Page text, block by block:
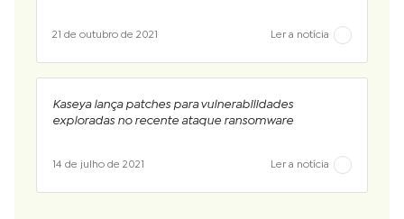
21 de outubro de 2021 Ler a notícia
Kaseya lança patches para vulnerabilidades
exploradas no recente ataque ransomware
14 de julho de 2021 Ler a notícia